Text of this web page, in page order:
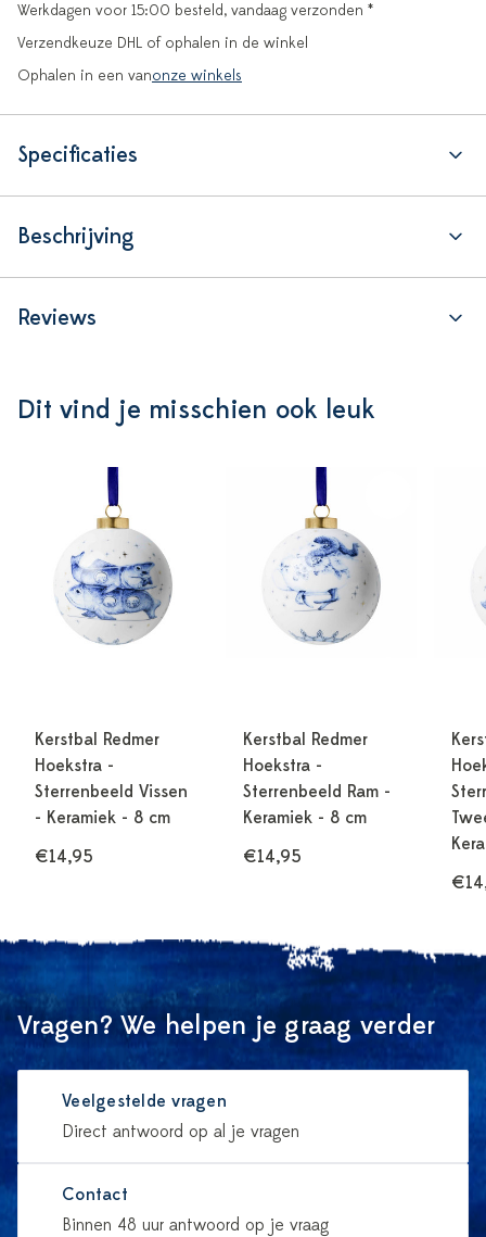
Werkdagen voor 15:00 besteld, vandaag verzonden *
Verzendkeuze DHL of ophalen in de winkel
Ophalen in een vanonze winkels
Specificaties
Beschrijving
Reviews
Dit vind je misschien ook leuk
Kerstbal Redmer
Hoekstra -
Sterrenbeeld Vissen
- Keramiek - 8 cm
€14,95
Kerstbal Redmer
Hoekstra -
Sterrenbeeld Ram -
Keramiek - 8 cm
€14,95
Vragen? We helpen je graag verder
Veelgestelde vragen
Direct antwoord op al je vragen
Contact
Binnen 48 uur antwoord op je vraag